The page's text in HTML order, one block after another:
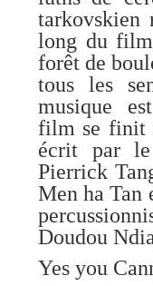
tarkovskien
long du
forêt de
tous les
musique
film se finit
écrit par le
Pierrick
Men ha Tan
Doudou
Yes you